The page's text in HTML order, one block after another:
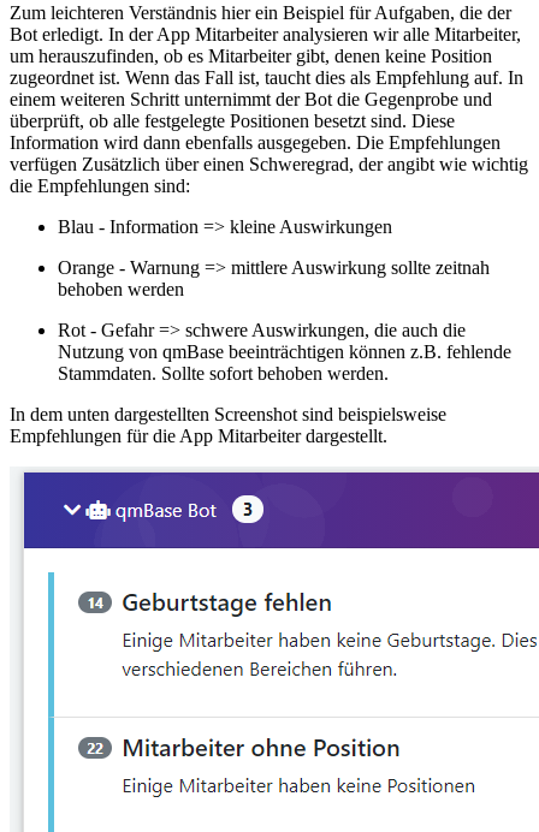
Zum leichteren Verständnis hier ein Beispiel für Aufgaben, die der
Bot erledigt. In der App Mitarbeiter analysieren wir alle Mitarbeiter,
um herauszufinden, ob es Mitarbeiter gibt, denen keine Position
zugeordnet ist. Wenn das Fall ist, taucht dies als Empfehlung auf. In
einem weiteren Schritt unternimmt der Bot die Gegenprobe und
überprüft, ob alle festgelegte Positionen besetzt sind. Diese
Information wird dann ebenfalls ausgegeben. Die Empfehlungen
verfügen Zusätzlich über einen Schweregrad, der angibt wie wichtig
die Empfehlungen sind:
Blau - Information => kleine Auswirkungen
Orange - Warnung => mittlere Auswirkung sollte zeitnah
behoben werden
Rot - Gefahr => schwere Auswirkungen, die auch die
Nutzung von qmBase beeinträchtigen können z.B. fehlende
Stammdaten. Sollte sofort behoben werden.
In dem unten dargestellten Screenshot sind beispielsweise
Empfehlungen für die App Mitarbeiter dargestellt.